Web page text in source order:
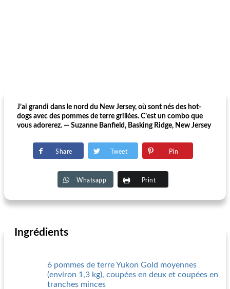
J’ai grandi dans le nord du New Jersey, où sont nés des hot-
dogs avec des pommes de terre grillées. C’est un combo que
vous adorerez. — Suzanne Banfield, Basking Ridge, New Jersey
Share Tweet Pin
Whatsapp Print
Ingrédients
6 pommes de terre Yukon Gold moyennes
(environ 1,3 kg), coupées en deux et coupées en
tranches minces